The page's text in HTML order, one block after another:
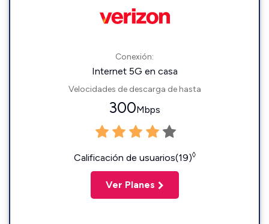
Conexión:
Internet 5G en casa
Velocidades de descarga de hasta
300Mbps
Calificación de usuarios(19)◊
Ver Planes